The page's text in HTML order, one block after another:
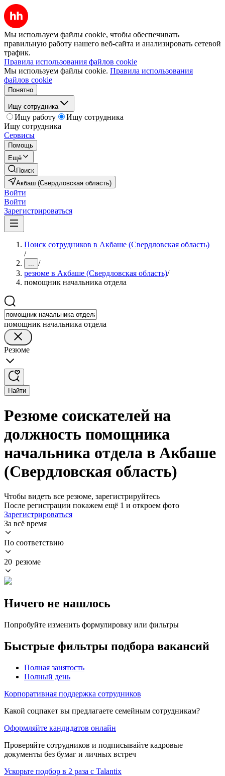
Мы используем файлы cookie, чтобы обеспечивать
правильную работу нашего веб-сайта и анализировать сетевой
трафик.
Правила использования файлов cookie
Мы используем файлы cookie. Правила использования
файлов cookie
Понятно
Ищу сотрудника
Ищу работу
Ищу сотрудника
Ищу сотрудника
Сервисы
Помощь
Ещё
Поиск
Акбаш (Свердловская область)
Войти
Войти
Зарегистрироваться
Поиск сотрудников в Акбаше (Свердловская область)
/
... /
резюме в Акбаше (Свердловская область)/
помощник начальника отдела
помощник начальника отдела
Резюме
Найти
Резюме соискателей на
должность помощника
начальника отдела в Акбаше
(Свердловская область)
Чтобы видеть все резюме, зарегистрируйтесь
После регистрации покажем ещё 1 и откроем фото
Зарегистрироваться
За всё время
По соответствию
20 резюме
Ничего не нашлось
Попробуйте изменить формулировку или фильтры
Быстрые фильтры подбора вакансий
Полная занятость
Полный день
Корпоративная поддержка сотрудников
Какой соцпакет вы предлагаете семейным сотрудникам?
Оформляйте кандидатов онлайн
Проверяйте сотрудников и подписывайте кадровые
документы без бумаг и личных встреч
Ускорьте подбор в 2 раза с Talantix